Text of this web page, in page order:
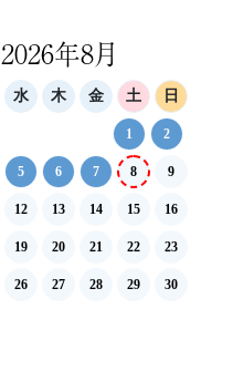
2026年8月
水 木 金 土 日
1 2
5 6 7 8 9
12 13 14 15 16
19 20 21 22 23
26 27 28 29 30